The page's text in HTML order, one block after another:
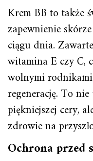
Krem BB to także
zapewnienie
ciągu dnia.
witamina E czy C,
wolnymi
regenerację. To
piękniejszej cery,
zdrowie na
Ochrona przed